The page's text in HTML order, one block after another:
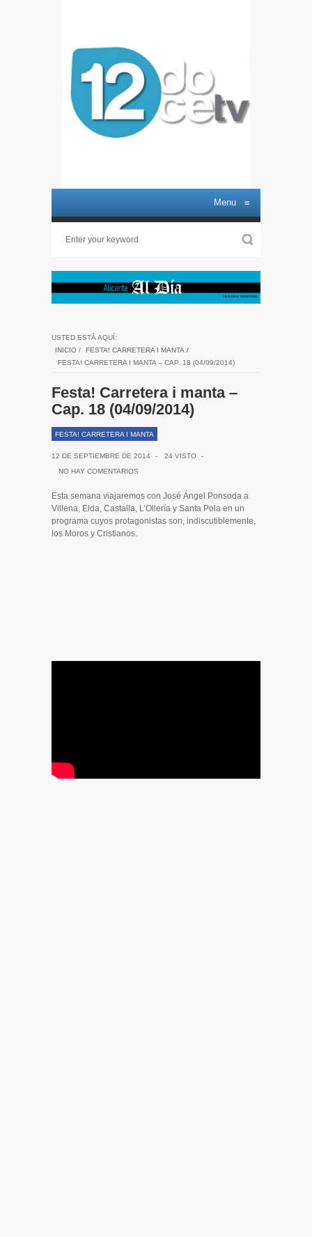
Menu ≡
USTED ESTÁ AQUÍ:
INICIO / FESTA! CARRETERA I MANTA /
FESTA! CARRETERA I MANTA – CAP. 18 (04/09/2014)
Festa! Carretera i manta –
Cap. 18 (04/09/2014)
FESTA! CARRETERA I MANTA
12 DE SEPTIEMBRE DE 2014 - 24 VISTO
-
NO HAY COMENTARIOS
Esta semana viajaremos con José Ángel Ponsoda a
Villena, Elda, Castalla, L’Ollería y Santa Pola en un
programa cuyos protagonistas son, indiscutiblemente,
los Moros y Cristianos.